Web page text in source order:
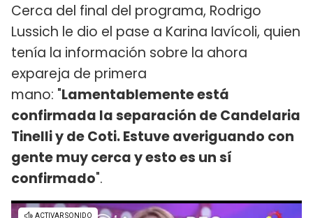
Cerca del final del programa, Rodrigo
Lussich le dio el pase a Karina Iavícoli, quien
tenía la información sobre la ahora
expareja de primera
mano: "Lamentablemente está
confirmada la separación de Candelaria
Tinelli y de Coti. Estuve averiguando con
gente muy cerca y esto es un sí
confirmado".